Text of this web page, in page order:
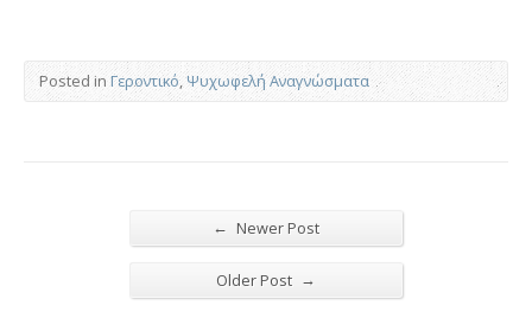
Posted in Γεροντικό,Ψυχωφελή Αναγνώσματα
← Newer Post
Older Post →